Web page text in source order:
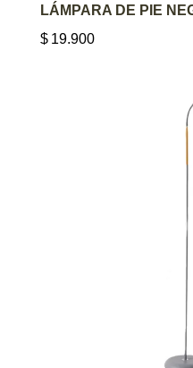
LÁMPARA DE PIE
$ 19.900